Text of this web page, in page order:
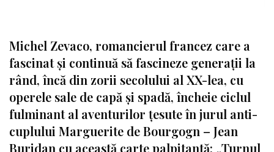
Michel Zevaco, romancierul francez care a
fascinat și continuă să fascineze generații la
rând, încă din zorii secolului al XX-lea, cu
operele sale de capă și spadă, încheie ciclul
fulminant al aventurilor țesute în jurul anti-
cuplului Marguerite de Bourgogn – Jean
Buridan cu această carte palpitantă: „Turnul